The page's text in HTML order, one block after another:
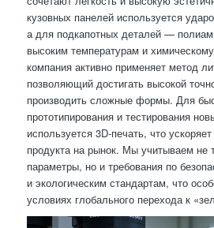
кузовных панелей используется
а для подкапотных деталей —
высоким температурам и
компания активно применяет метод
позволяющий достигать высокой
производить сложные формы. Для
прототипирования и тестирования
используется 3D-печать, что
продукта на рынок. Мы учитываем не
параметры, но и требования по
и экологическим стандартам, что
условиях глобального перехода к